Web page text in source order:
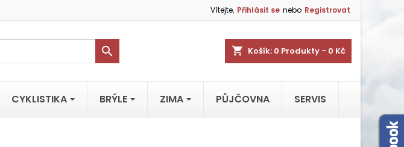
Vítejte, Přihlásit se nebo Registrovat
shopping_cart Košík: 0 Produkty - 0 Kč

CYKLISTIKA BRÝLE ZIMA PŮJČOVNA SERVIS